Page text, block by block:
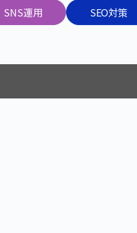
SNS運用 SEO対策